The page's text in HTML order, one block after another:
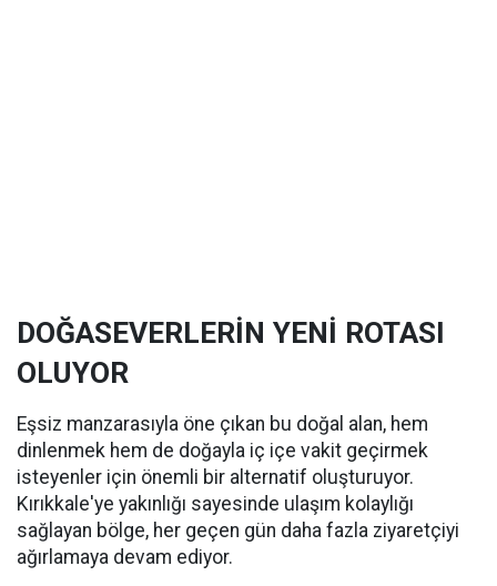
DOĞASEVERLERİN YENİ ROTASI
OLUYOR
Eşsiz manzarasıyla öne çıkan bu doğal alan, hem
dinlenmek hem de doğayla iç içe vakit geçirmek
isteyenler için önemli bir alternatif oluşturuyor.
Kırıkkale'ye yakınlığı sayesinde ulaşım kolaylığı
sağlayan bölge, her geçen gün daha fazla ziyaretçiyi
ağırlamaya devam ediyor.